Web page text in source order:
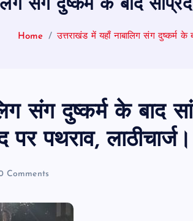
संग दुष्कर्म के बाद
Home उत्तराखंड में यहाँ नाबालिग संग दुष्कर्म के
संग दुष्कर्म के बाद
पथराव, लाठीचार्ज।
Comments